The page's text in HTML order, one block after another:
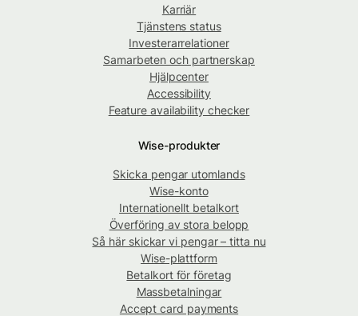
Karriär
Tjänstens status
Investerarrelationer
Samarbeten och partnerskap
Hjälpcenter
Accessibility
Feature availability checker
Wise-produkter
Skicka pengar utomlands
Wise-konto
Internationellt betalkort
Överföring av stora belopp
Så här skickar vi pengar – titta nu
Wise-plattform
Betalkort för företag
Massbetalningar
Accept card payments